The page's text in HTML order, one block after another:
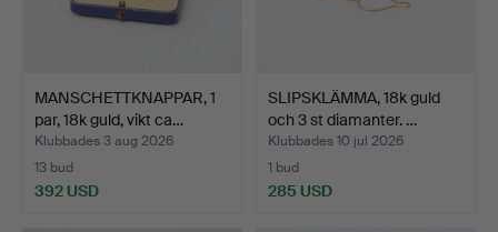
MANSCHETTKNAPPAR, 1
par, 18k guld, vikt ca…
Klubbades 3 aug 2026
13 bud
392 USD
SLIPSKLÄMMA, 18k guld
och 3 st diamanter. …
Klubbades 10 jul 2026
1 bud
285 USD